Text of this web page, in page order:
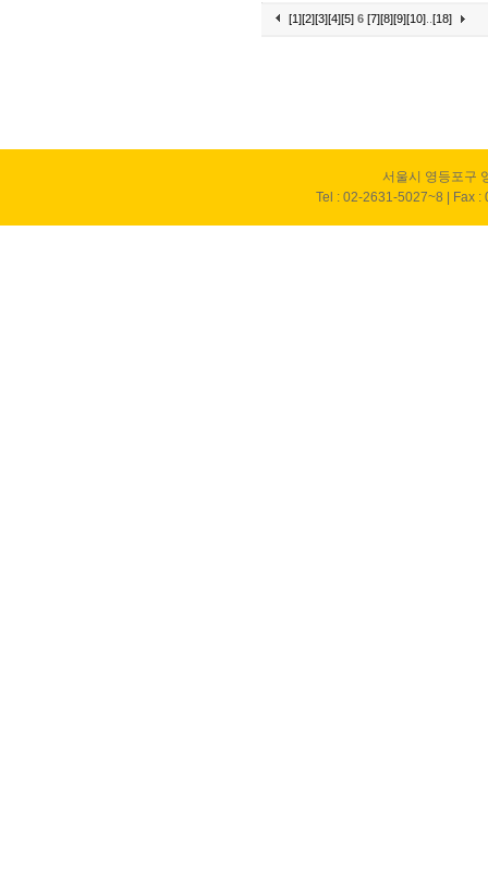
[1][2][3][4][5] 6 [7][8][9][10] [18]
서울시 영등포구
Tel : 02-2631-5027~8 | Fax